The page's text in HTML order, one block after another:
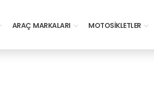
ARAÇ MARKALARI MOTOSIKLETLER